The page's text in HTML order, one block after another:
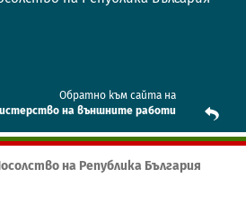
Обратно към сайта на
на външните работи
на Република България